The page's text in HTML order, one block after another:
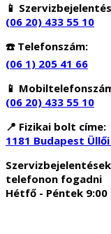
📱
(06 20) 433 55 10
☎️ Telefonszám:
(06 1) 205 41 66
📱
(06 20) 433 55 10
📍 Fizikai bolt címe:
1181 Budapest
telefonon fogadni
Hétfő - Péntek 9:00